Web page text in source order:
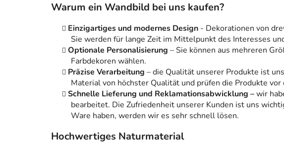
Warum ein Wandbild bei uns kaufen?
Einzigartiges und modernes Design - Dekorationen von
Sie werden für lange Zeit im Mittelpunkt des Interesses
Optionale Personalisierung – Sie können aus mehreren
Farbdekoren wählen.
Präzise Verarbeitung – die Qualität unserer Produkte ist
Material von höchster Qualität und prüfen die Produkte vor
Schnelle Lieferung und Reklamationsabwicklung –wir
bearbeitet. Die Zufriedenheit unserer Kunden ist uns
Ware haben, werden wir es sehr schnell lösen.
Hochwertiges Naturmaterial